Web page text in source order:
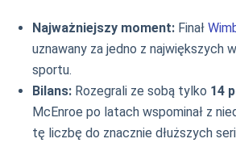
Najważniejszy moment: Finał
uznawany za jedno z największych
sportu.
Bilans: Rozegrali ze sobą tylko 14
McEnroe po latach wspominał z
tę liczbę do znacznie dłuższych